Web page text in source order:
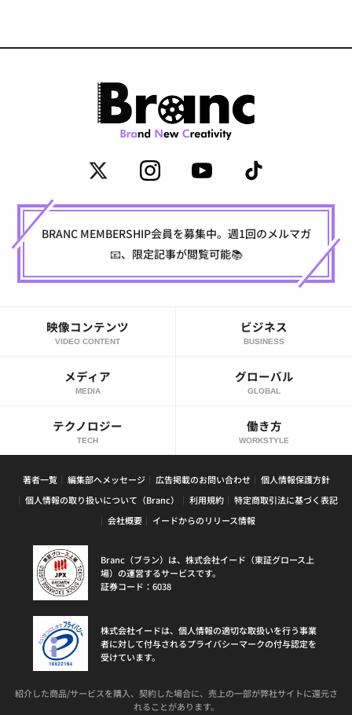
BRANC MEMBERSHIP会員を募集中。週1回のメルマガ
📧、限定記事が閲覧可能📚
映像コンテンツ
VIDEO CONTENT
ビジネス
BUSINESS
メディア
MEDIA
グローバル
GLOBAL
テクノロジー
TECH
働き方
WORKSTYLE
著者一覧 編集部へメッセージ 広告掲載のお問い合わせ
個人情報保護方針
個人情報の取り扱いについて（Branc）
利用規約
特定商取引法に基づく表記
会社概要
イードからのリリース情報
Branc（ブラン）は、株式会社イード（東証グロース上
場）の運営するサービスです。
証券コード：6038
株式会社イードは、個人情報の適切な取扱いを行う事業
者に対して付与されるプライバシーマークの付与認定を
受けています。
紹介した商品/サービスを購入、契約した場合に、売上の一部が弊社サイトに還元さ
れることがあります。